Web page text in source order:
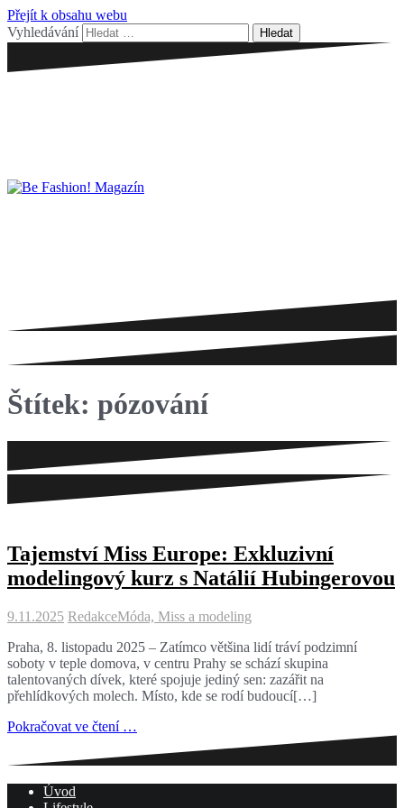
Přejít k obsahu webu
Vyhledávání
Štítek: pózování
Tajemství Miss Europe: Exkluzivní
modelingový kurz s Natálií Hubingerovou
9.11.2025 RedakceMóda, Miss a modeling
Praha, 8. listopadu 2025 – Zatímco většina lidí tráví podzimní
soboty v teple domova, v centru Prahy se schází skupina
talentovaných dívek, které spojuje jediný sen: zazářit na
přehlídkových molech. Místo, kde se rodí budoucí[…]
Pokračovat ve čtení …
Úvod